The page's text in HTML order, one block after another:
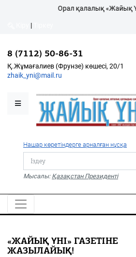
Қалалықтар қаперіне
Қоғам
Дені сау ұлт
Спорт
Жалын
PDF
«Жайық үні» — 33 жыл
Орал қалалық «Жайық
|
8 (7112) 50-86-31
Қ.Жұмағалиев (Фрунзе) көшесі, 20/1
zhaik_yni@mail.ru
Нашар көретіндерге арналған нұсқа
Мысалы: Қазақстан Президенті
«ЖАЙЫҚ ҮНІ» ГАЗЕТІНЕ
ЖАЗЫЛАЙЫҚ!